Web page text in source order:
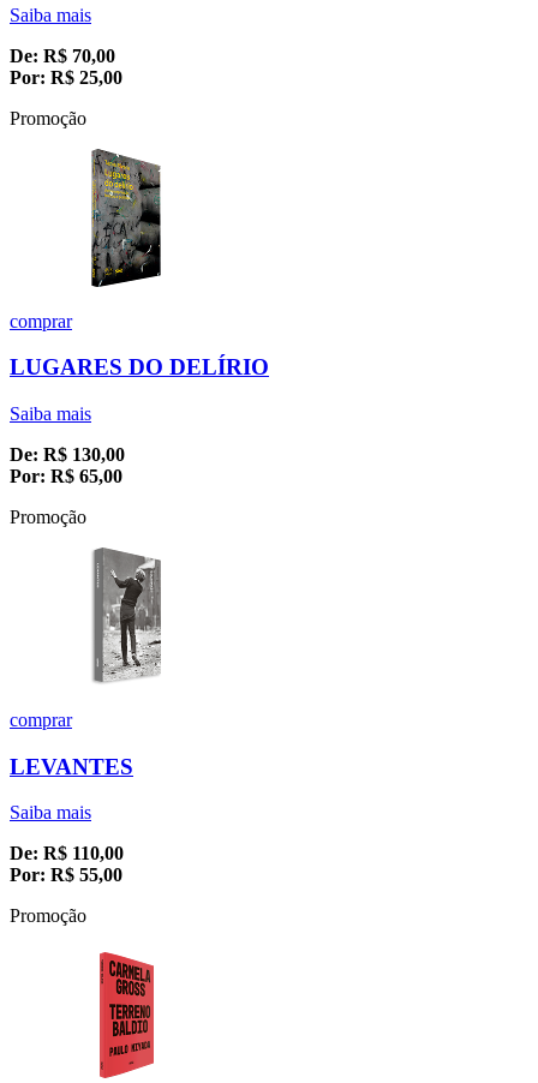
Saiba mais
De: R$ 70,00
Por: R$ 25,00
Promoção
comprar
LUGARES DO DELÍRIO
Saiba mais
De: R$ 130,00
Por: R$ 65,00
Promoção
comprar
LEVANTES
Saiba mais
De: R$ 110,00
Por: R$ 55,00
Promoção